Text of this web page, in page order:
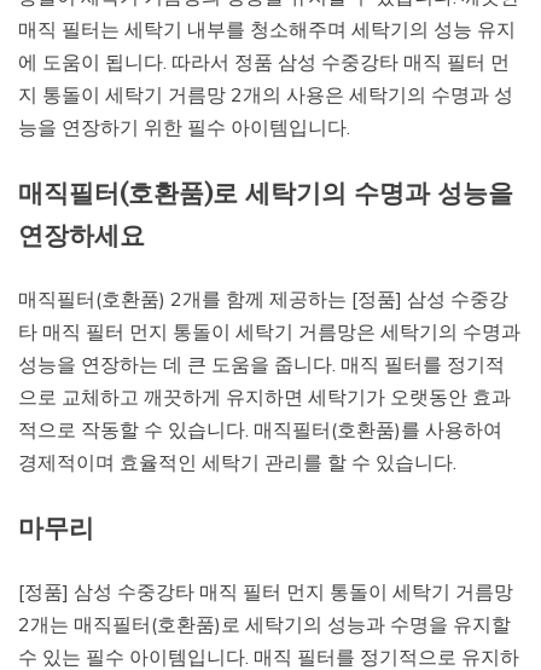
매직 필터는 세탁기 내부를 청소해주며 세탁기의 성능 유지
에 도움이 됩니다. 따라서 정품 삼성 수중강타 매직 필터 먼
지 통돌이 세탁기 거름망 2개의 사용은 세탁기의 수명과 성
능을 연장하기 위한 필수 아이템입니다.
매직필터(호환품)로 세탁기의 수명과 성능을
연장하세요
매직필터(호환품) 2개를 함께 제공하는 [정품] 삼성 수중강
타 매직 필터 먼지 통돌이 세탁기 거름망은 세탁기의 수명과
성능을 연장하는 데 큰 도움을 줍니다. 매직 필터를 정기적
으로 교체하고 깨끗하게 유지하면 세탁기가 오랫동안 효과
적으로 작동할 수 있습니다. 매직필터(호환품)를 사용하여
경제적이며 효율적인 세탁기 관리를 할 수 있습니다.
마무리
[정품] 삼성 수중강타 매직 필터 먼지 통돌이 세탁기 거름망
2개는 매직필터(호환품)로 세탁기의 성능과 수명을 유지할
수 있는 필수 아이템입니다. 매직 필터를 정기적으로 유지하